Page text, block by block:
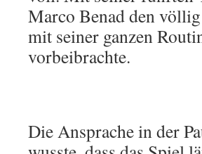
Marco Benad den
mit seiner ganzen
vorbeibrachte.
Die Ansprache in der